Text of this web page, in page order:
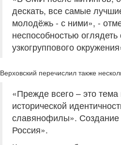
дескать, все самые
молодёжь - с ними», -
неспособностью
узкогруппового
Верховский перечислил также
«Прежде всего – это тема
исторической
славянофилы». Создание
Россия».